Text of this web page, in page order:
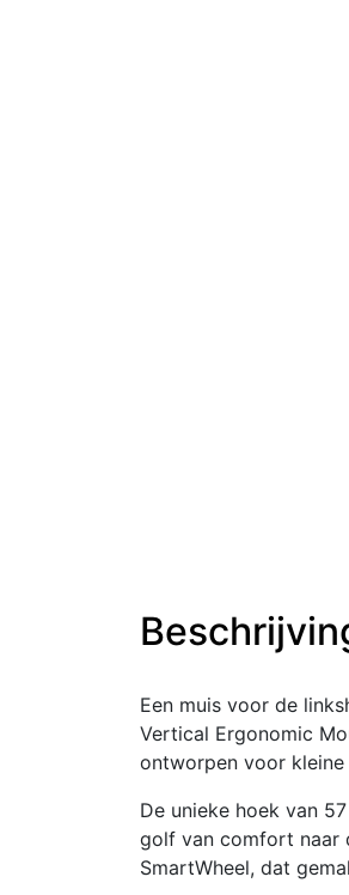
Een muis voor de
Vertical Ergonomic
ontworpen voor
De unieke hoek van
golf van comfort naar
SmartWheel, dat